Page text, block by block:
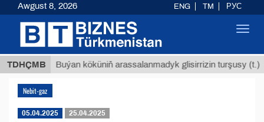
TDHÇMB
ТМТ Buýan köküniň arassalanmadyk glisirrizin turşusy (t.)
Nebit-gaz
05.04.2025 25.04.2025
Awgust 8, 2026 ENG TM РУС